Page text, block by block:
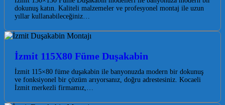
dokunuş katın. Kaliteli malzemeler ve profesyonel montaj ile uzun
yıllar kullanabileceğiniz…
İzmit 115X80 Füme Duşakabin
İzmit 115×80 füme duşakabin ile banyonuzda modern bir dokunuş
ve fonksiyonel bir çözüm arıyorsanız, doğru adrestesiniz. Kocaeli
İzmit merkezli firmamız,…